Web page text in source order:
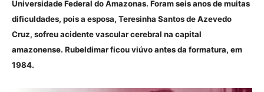
Universidade Federal do Amazonas. Foram seis anos de muitas
dificuldades, pois a esposa, Teresinha Santos de Azevedo
Cruz, sofreu acidente vascular cerebral na capital
amazonense. Rubeldimar ficou viúvo antes da formatura, em
1984.